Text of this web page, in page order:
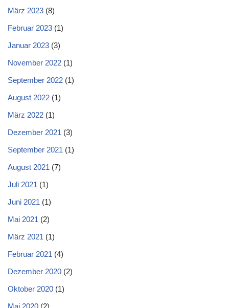
März 2023 (8)
Februar 2023 (1)
Januar 2023 (3)
November 2022 (1)
September 2022 (1)
August 2022 (1)
März 2022 (1)
Dezember 2021 (3)
September 2021 (1)
August 2021 (7)
Juli 2021 (1)
Juni 2021 (1)
Mai 2021 (2)
März 2021 (1)
Februar 2021 (4)
Dezember 2020 (2)
Oktober 2020 (1)
Mai 2020 (2)